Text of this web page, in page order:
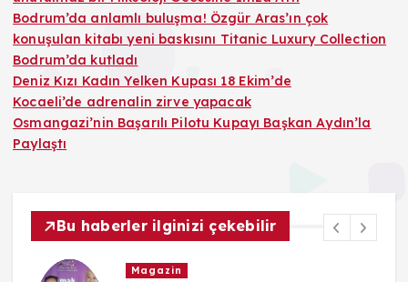
Bodrum’da anlamlı buluşma! Özgür Aras’ın çok
konuşulan kitabı yeni baskısını Titanic Luxury Collection
Bodrum’da kutladı
Deniz Kızı Kadın Yelken Kupası 18 Ekim’de
Kocaeli’de adrenalin zirve yapacak
Osmangazi’nin Başarılı Pilotu Kupayı Başkan Aydın’la
Paylaştı
Bu haberler ilginizi çekebilir
Magazin